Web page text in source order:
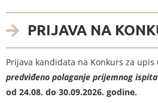
PRIJAVA NA
Prijava kandidata na Konkurs za
predviđeno polaganje prijemnog ispita
od 24.08. do 30.09.2026. godine.